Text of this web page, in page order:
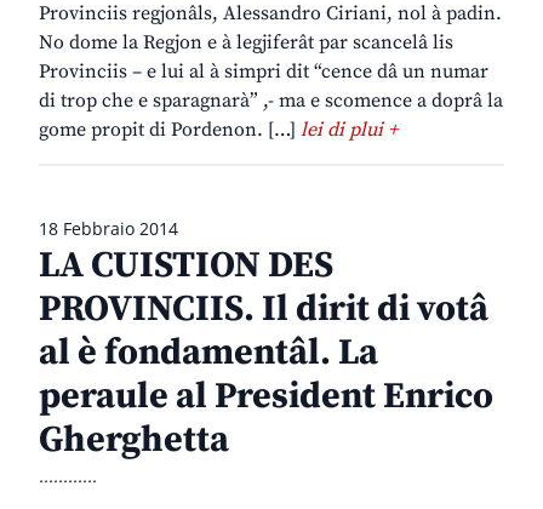
Provinciis regjonâls, Alessandro Ciriani, nol à padin.
No dome la Regjon e à legjiferât par scancelâ lis
Provinciis – e lui al à simpri dit “cence dâ un numar
di trop che e sparagnarà” ,- ma e scomence a doprâ la
gome propit di Pordenon. […] lei di plui +
18 Febbraio 2014
LA CUISTION DES
PROVINCIIS. Il dirit di votâ
al è fondamentâl. La
peraule al President Enrico
Gherghetta
............